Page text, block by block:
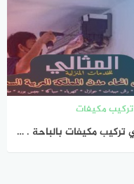
تركيب مكيفات
فني تركيب مكيفات بالباحة . صيانة مكيفات سبليت الباحه | المثالى للتكييفات